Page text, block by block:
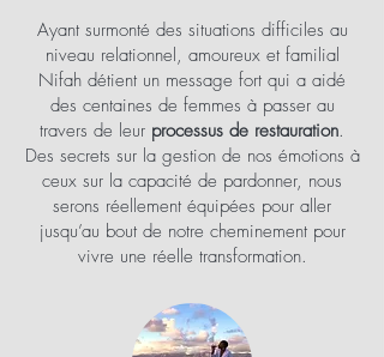
Ayant surmonté des situations difficiles au
niveau relationnel, amoureux et familial
Nifah détient un message fort qui a aidé
des centaines de femmes à passer au
travers de leur processus de restauration.
Des secrets sur la gestion de nos émotions à
ceux sur la capacité de pardonner, nous
serons réellement équipées pour aller
jusqu’au bout de notre cheminement pour
vivre une réelle transformation.